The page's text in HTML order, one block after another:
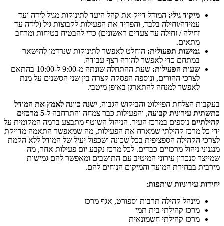
מיקוד גילי: המודל דייק את קהל היעד לתינוקות מגיל לידה ועד
עמידה/זחילה בלבד, והפריד את הפעילות לקבוצות גיל (לידה עד
זחילה / זחילה עד צעדים ראשונים) כדי להבטיח בטיחות ומרחב
מתאים.
גמישות תפעולית: הוחלט לאפשר לתינוקות שנרדמו להישאר
במתחם כדי לאפשר להורה רצף עבודה.
שעות הפעילות:
שעת ההתחלה שונתה מ-9:00 ל-10:00 בהתאם
לצרכי ההורים, ונוספה הפסקה קצרה בין שני הסשנים על מנת
לאפשר למנחה להתארגן באופן מיטבי.
בעקבות הצלחת הפיילוט והביקוש הגבוה, ישנה כוונה לאמץ את המודל
כתשתית עירונית קבועה, והפעילות כבר צמחה והתרחבה ל-
5 מרכזים
קהילתיים נוספים במרכז העיר. הניהול השוטף מתבצע ברמה המקומית על
ידי כל מרכז קהילתי שמארח את הפעילות, מה שמאפשר התאמה מדויקת
לצרכי הקהילה הספציפית בכל שכונה ושכפול יעיל של המודל ללא הקמת
מנגנוני ניהול מרכזיים כבדים. לכל מרכז נקבע יום פעילות אחר, מה
שמייצר סנכרון עירוני המיטיב עם התושבים ומאפשר להם גמישות
מירבית בבחירת המועד והמיקום הנוחים להם.
יחידות עירוניות שותפות:
מינהל קהילה תרבות וספורט, אגף מרכז
מרכז קהילתי בית תמי
מרכז קהילתי חשמונאית